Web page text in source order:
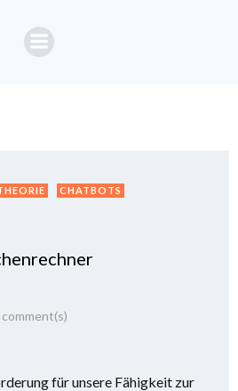
Inhalt
springen
CHATBOTS
comment(s)
für unsere Fähigkeit zur